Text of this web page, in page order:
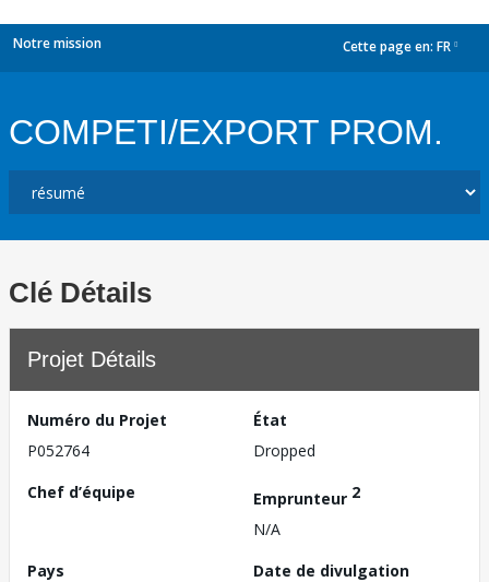
Notre mission Cette page en: FR
COMPETI/EXPORT PROM.
Clé Détails
Projet Détails
Numéro du Projet
P052764
État
Dropped
Chef d’équipe
Emprunteur 2
N/A
Pays
Date de divulgation